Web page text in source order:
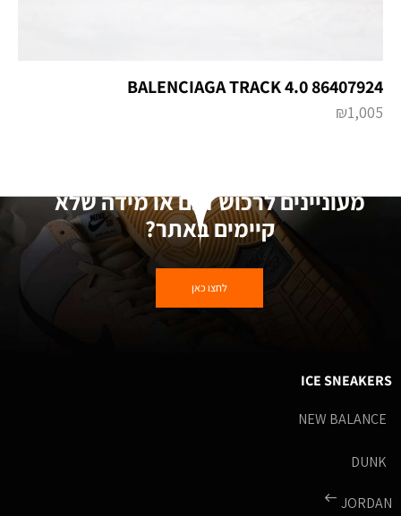
BALENCIAGA TRACK 4.0 86407924
₪1,005
מעוניינים לרכוש דגם או מידה שלא
קיימים באתר?
לחצו כאן
ICE SNEAKERS
NEW BALANCE
DUNK
JORDAN